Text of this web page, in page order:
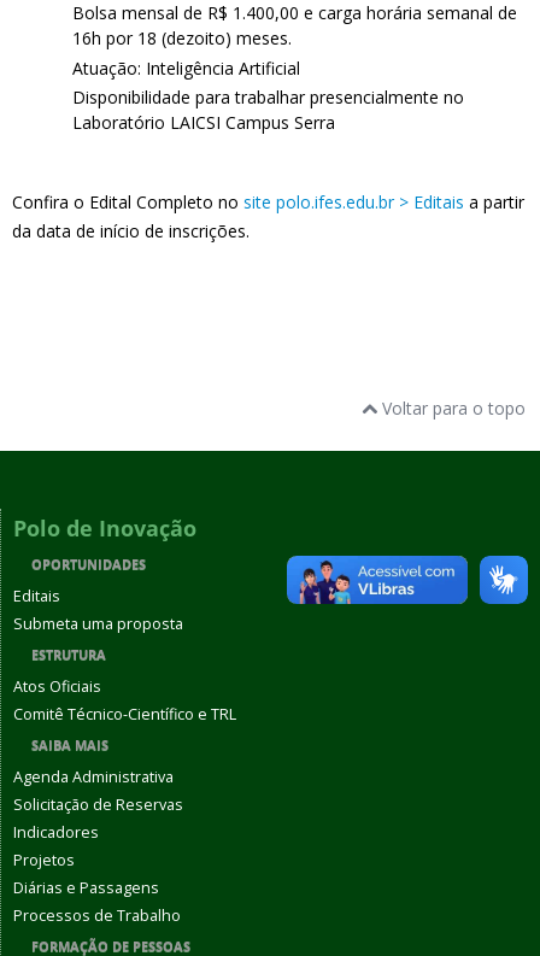
Bolsa mensal de R$ 1.400,00 e carga horária semanal de
16h por 18 (dezoito) meses.
Atuação: Inteligência Artificial
Disponibilidade para trabalhar presencialmente no
Laboratório LAICSI Campus Serra
Confira o Edital Completo no site polo.ifes.edu.br > Editais a partir
da data de início de inscrições.
Voltar para o topo
Polo de Inovação
OPORTUNIDADES
Editais
Submeta uma proposta
ESTRUTURA
Atos Oficiais
Comitê Técnico-Científico e TRL
SAIBA MAIS
Agenda Administrativa
Solicitação de Reservas
Indicadores
Projetos
Diárias e Passagens
Processos de Trabalho
FORMAÇÃO DE PESSOAS